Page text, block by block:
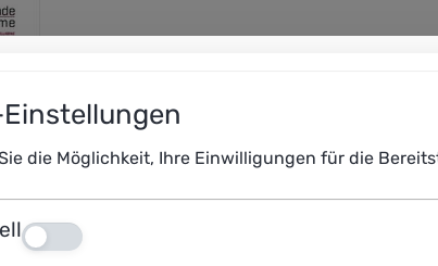
die Möglichkeit, Ihre Einwilligungen für die
Aus